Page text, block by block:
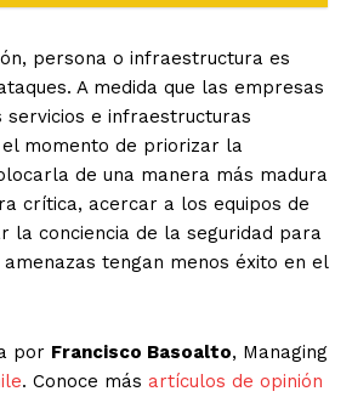
persona o infraestructura es
A medida que las empresas
servicios e infraestructuras
momento de priorizar la
de una manera más madura
crítica, acercar a los equipos de
la conciencia de la seguridad para
tengan menos éxito en el
por Francisco Basoalto, Managing
. Conoce más artículos de opinión